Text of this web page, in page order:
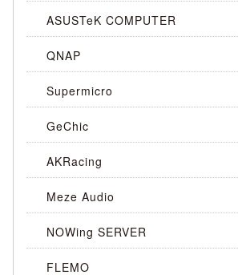
ASUSTeK COMPUTER
QNAP
Supermicro
GeChic
AKRacing
Meze Audio
NOWing SERVER
FLEMO